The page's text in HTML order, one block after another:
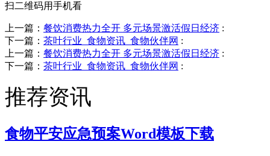
扫二维码用手机看
上一篇： 餐饮消费热力全开 多元场景激活假日经济 :
下一篇： 茶叶行业_食物资讯_食物伙伴网 :
上一篇： 餐饮消费热力全开 多元场景激活假日经济 :
下一篇： 茶叶行业_食物资讯_食物伙伴网 :
推荐资讯
食物平安应急预案Word模板下载